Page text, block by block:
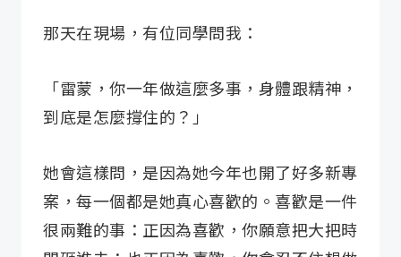
那天在現場，有位同學問我：
「雷蒙，你一年做這麼多事，身體跟精神，
到底是怎麼撐住的？」
她會這樣問，是因為她今年也開了好多新專
案，每一個都是她真心喜歡的。喜歡是一件
很兩難的事：正因為喜歡，你願意把大把時